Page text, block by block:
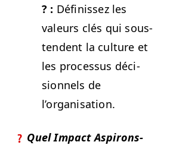
? : Définis­sez les
valeurs clés qui sous-
ten­dent la cul­ture et
les proces­sus déci­
sion­nels de
l’organisation.
Quel Impact Aspirons-